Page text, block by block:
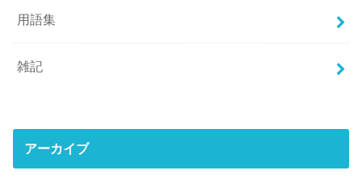
用語集
雑記
アーカイブ